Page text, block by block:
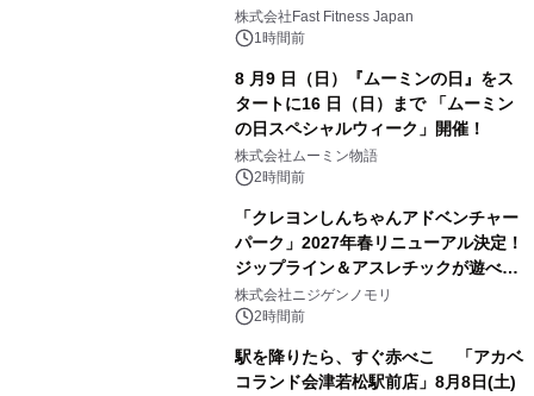
株式会社Fast Fitness Japan
1時間前
8 月9 日（日）『ムーミンの日』をス
タートに16 日（日）まで 「ムーミン
の日スペシャルウィーク」開催！
株式会社ムーミン物語
2時間前
「クレヨンしんちゃんアドベンチャー
パーク」2027年春リニューアル決定！
ジップライン＆アスレチックが遊べる
のは今年が最後！ 「ラスト！ドキがム
ネムネ～大作戦！」始動
株式会社ニジゲンノモリ
2時間前
駅を降りたら、すぐ赤べこ 「アカベ
コランド会津若松駅前店」8月8日(土)